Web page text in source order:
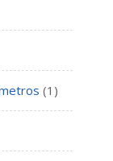
(1)